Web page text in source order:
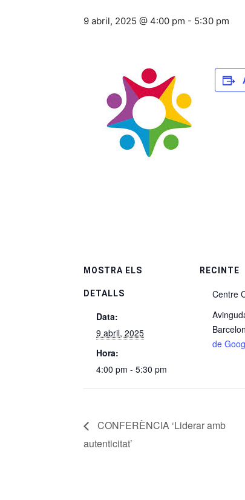
9 abril, 2025 @ 4:00 pm - 5:30 pm
MOSTRA ELS
DETALLS
Data:
9 abril, 2025
Hora:
4:00 pm - 5:30 pm
RECINTE
Centre
de
CONFERÈNCIA ‘Liderar amb
autenticitat’